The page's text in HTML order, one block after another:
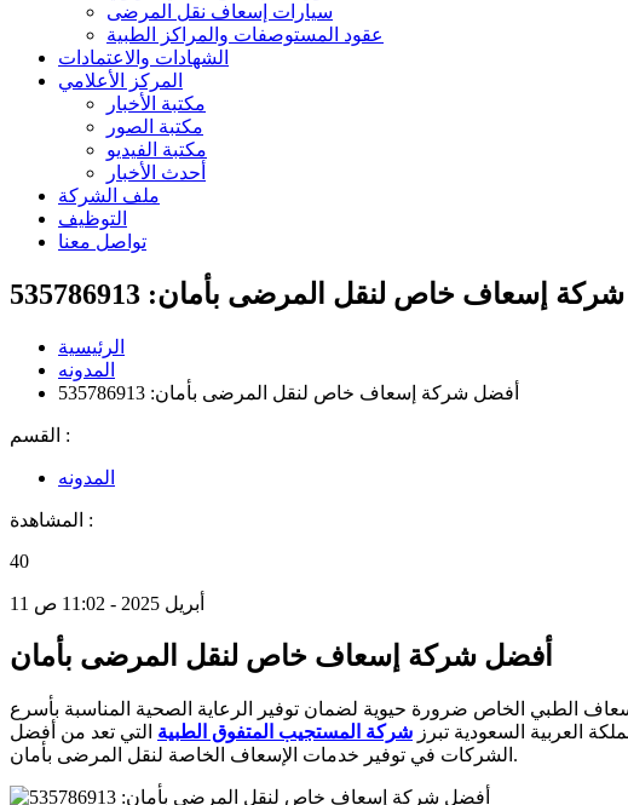
سيارات إسعاف نقل المرضى
عقود المستوصفات والمراكز الطبية
الشهادات والاعتمادات
المركز الأعلامي
مكتبة الأخبار
مكتبة الصور
مكتبة الفيديو
أحدث الأخبار
ملف الشركة
التوظيف
تواصل معنا
إسعاف خاص لنقل المرضى بأمان: 535786913
الرئيسية
المدونه
أفضل شركة إسعاف خاص لنقل المرضى بأمان: 535786913
القسم :
المدونه
المشاهدة :
40
11 أبريل 2025 - 11:02 ص
أفضل شركة إسعاف خاص لنقل المرضى بأمان
الطبي الخاص ضرورة حيوية لضمان توفير الرعاية الصحية المناسبة بأسرع
العربية السعودية تبرز شركة المستجيب المتفوق الطبية التي تعد من أفضل
الشركات في توفير خدمات الإسعاف الخاصة لنقل المرضى بأمان.